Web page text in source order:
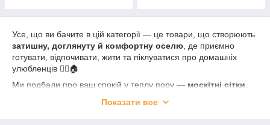
Усе, що ви бачите в цій категорії — це товари, що створюють
затишну, доглянуту й комфортну оселю , де приємно
готувати, відпочивати, жити та піклуватися про домашніх
улюбленців 🐕‍🦺🏠
Ми подбали про ваш спокій у теплу пору — москітні сітки
утеплювачі,теплоізоляційні матеріали
Показати все